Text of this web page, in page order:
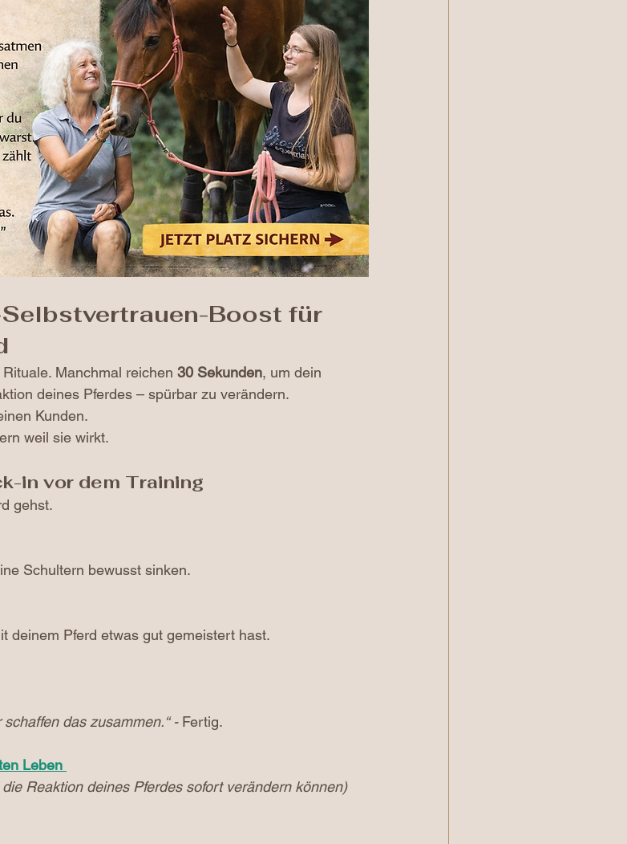
Boost für
Manchmal reichen 30 Sekunden, um dein
deines Pferdes – spürbar zu verändern.
Kunden.
weil sie wirkt.
in vor dem Training
gehst.
Schultern bewusst sinken.
deinem Pferd etwas gut gemeistert hast.
schaffen das zusammen.“ - Fertig.
Leben
Reaktion deines Pferdes sofort verändern können)